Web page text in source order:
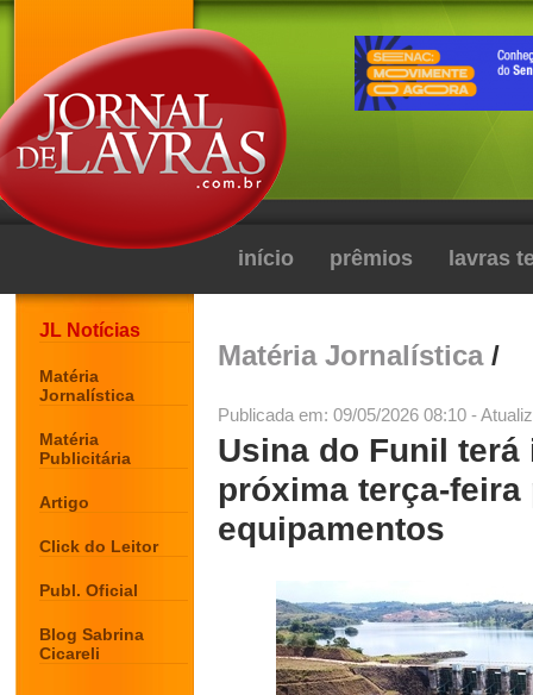
início prêmios lavras
JL Notícias
Matéria
Jornalística
Matéria
Publicitária
Artigo
Click do Leitor
Publ. Oficial
Blog Sabrina
Cicareli
Matéria Jornalística/
Publicada em: 09/05/2026 08:10 -
Usina do Funil
próxima terça-
equipamentos